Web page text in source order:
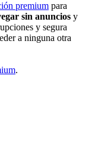
premium para
sin anuncios y
y segura
a ninguna otra
.